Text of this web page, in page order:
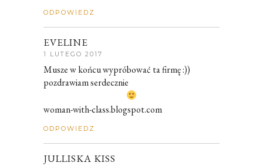
ODPOWIEDZ
EVELINE
1 LUTEGO 2017
Musze w końcu wypróbować ta firmę :))
pozdrawiam serdecznie
woman-with-class.blogspot.com
ODPOWIEDZ
JULLISKA KISS